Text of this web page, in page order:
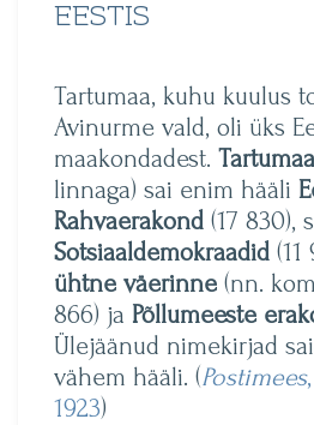
EESTIS
Tartumaa, kuhu kuulus
Avinurme vald, oli üks
maakondadest.
linnaga) sai enim hääli
Rahvaerakond (17 830),
Sotsiaaldemokraadid (11
ühtne väerinne (nn.
866) ja Põllumeeste
Ülejäänud nimekirjad
vähem hääli. (Postimees
1923)